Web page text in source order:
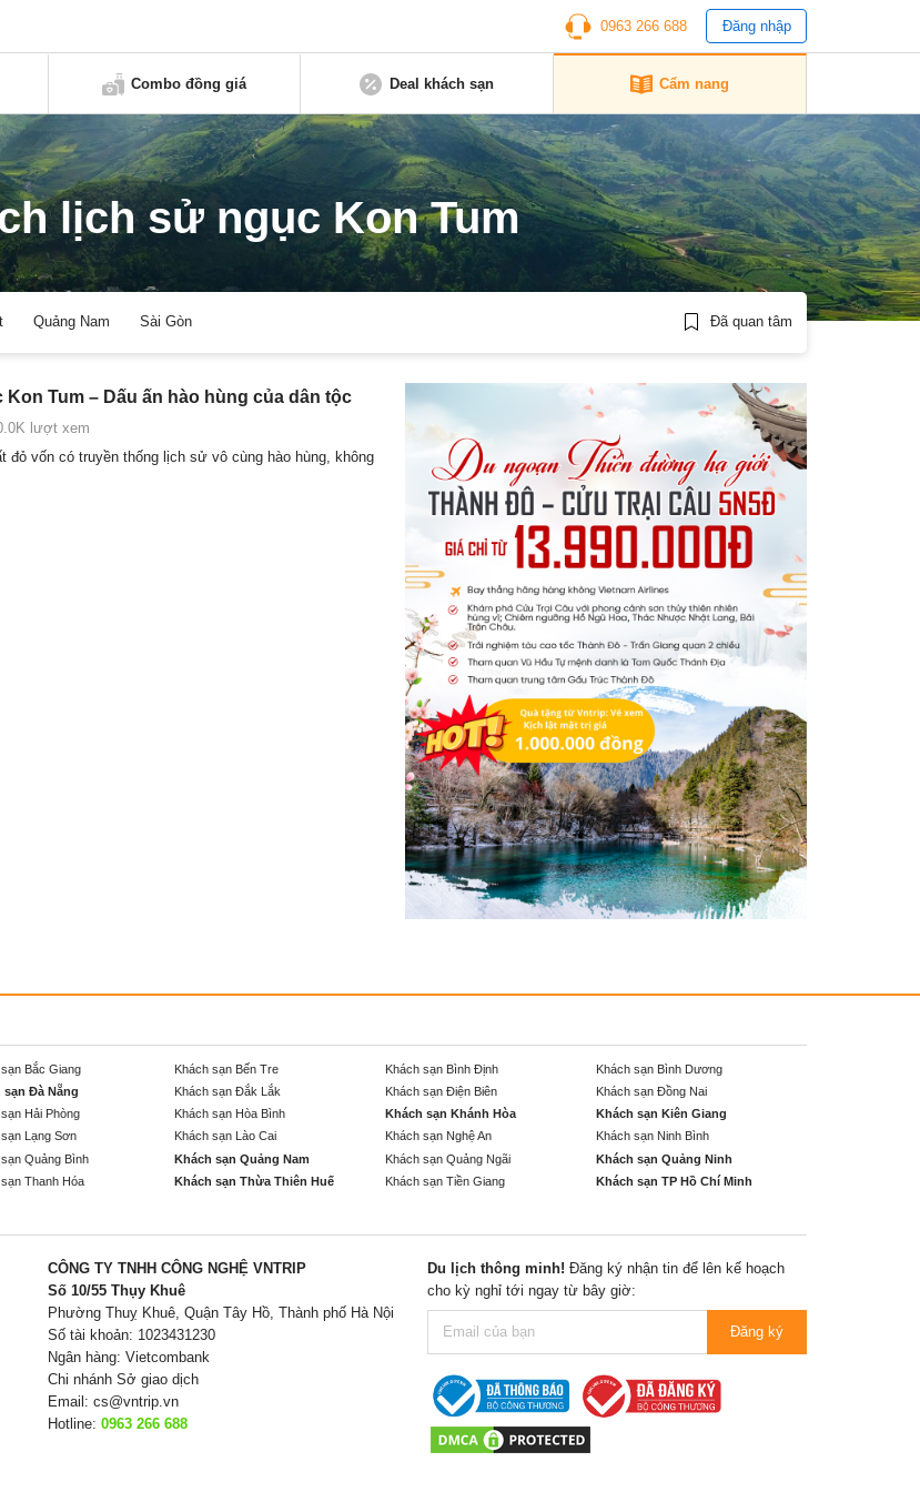
0963 266 688 Đăng nhập
Combo đồng giá Deal khách sạn Cẩm nang
lịch sử ngục Kon Tum
Quảng Nam Sài Gòn Đã quan tâm
Tum – Dấu ấn hào hùng của dân tộc
lượt xem
đỏ vốn có truyền thống lịch sử vô cùng hào hùng, không
sạn Bắc Giang Khách sạn Bến Tre Khách sạn Bình Định
Khách sạn Bình Dương
sạn Đà Nẵng Khách sạn Đắk Lắk Khách sạn Điện Biên
Khách sạn Đồng Nai
Hải Phòng Khách sạn Hòa Bình Khách sạn Khánh Hòa
Khách sạn Kiên Giang
sạn Lạng Sơn Khách sạn Lào Cai Khách sạn Nghệ An
Khách sạn Ninh Bình
Quảng Bình Khách sạn Quảng Nam Khách sạn Quảng Ngãi
Khách sạn Quảng Ninh
Thanh Hóa Khách sạn Thừa Thiên Huế Khách sạn Tiền Giang
Khách sạn TP Hồ Chí Minh
CÔNG TY TNHH CÔNG NGHỆ VNTRIP
Số 10/55 Thụy Khuê
Phường Thuỵ Khuê, Quận Tây Hồ, Thành phố Hà Nội
Số tài khoản: 1023431230
Ngân hàng: Vietcombank
Chi nhánh Sở giao dịch
Email: cs@vntrip.vn
Hotline: 0963 266 688
Du lịch thông minh! Đăng ký nhận tin để lên kế hoạch
cho kỳ nghỉ tới ngay từ bây giờ:
Đăng ký